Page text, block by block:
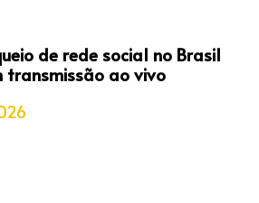
de rede social no Brasil
ao vivo